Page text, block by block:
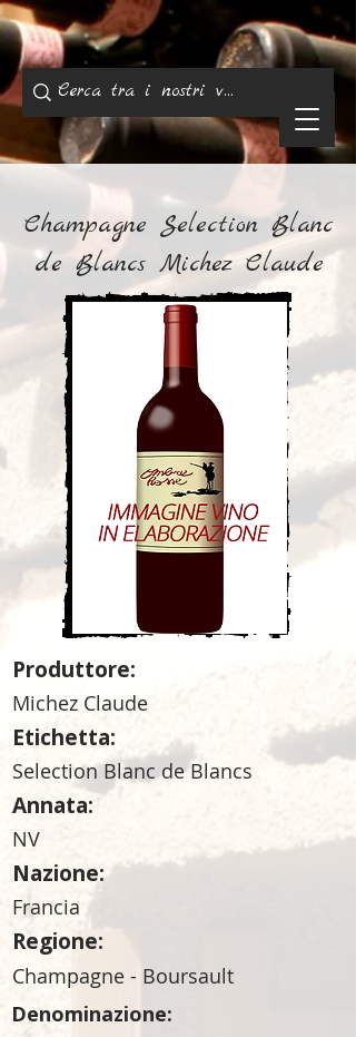
Champagne Selection Blanc
de Blancs Michez Claude
Produttore:
Michez Claude
Etichetta:
Selection Blanc de Blancs
Annata:
NV
Nazione:
Francia
Regione:
Champagne - Boursault
Denominazione: